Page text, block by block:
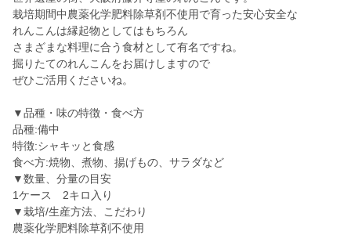
栽培期間中農薬化学肥料除草剤不使用で育った安心安全な
れんこんは縁起物としてはもちろん
さまざまな料理に合う食材として有名ですね。
掘りたてのれんこんをお届けしますので
ぜひご活用くださいね。
▼品種・味の特徴・食べ方
品種:備中
特徴:シャキッと食感
食べ方:焼物、煮物、揚げもの、サラダなど
▼数量、分量の目安
1ケース 2キロ入り
▼栽培/生産方法、こだわり
農薬化学肥料除草剤不使用